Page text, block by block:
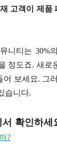
고객이 제품
니티는 30%
정도죠. 새로
어 보세요. 그
습니다.
서 확인하
?